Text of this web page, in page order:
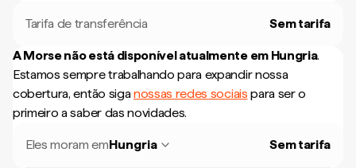
Tarifa de transferência Sem tarifa
A Morse não está disponível atualmente em Hungria.
Estamos sempre trabalhando para expandir nossa
cobertura, então siganossas redes sociais para ser o
primeiro a saber das novidades.
Eles moram emHungria Sem tarifa